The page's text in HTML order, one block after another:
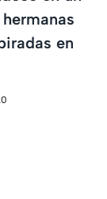
en